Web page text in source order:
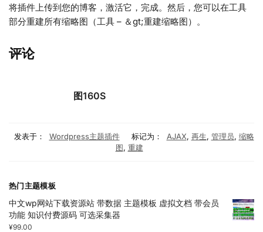
将插件上传到您的博客，激活它，完成。然后，您可以在工具
部分重建所有缩略图（工具 – ＆gt;重建缩略图）。
评论
图160S
发表于： Wordpress主题插件 标记为： AJAX, 再生, 管理员, 缩略
图, 重建
热门主题模板
中文wp网站下载资源站 带数据 主题模板 虚拟文档 带会员
功能 知识付费源码 可选采集器
¥99.00